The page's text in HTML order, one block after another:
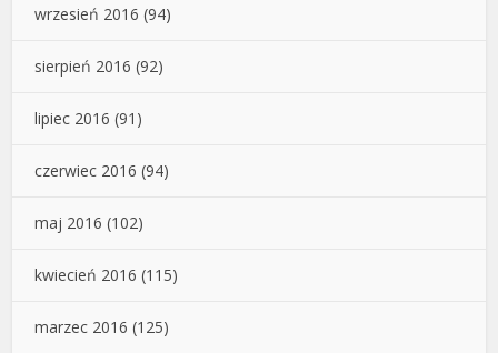
wrzesień 2016 (94)
sierpień 2016 (92)
lipiec 2016 (91)
czerwiec 2016 (94)
maj 2016 (102)
kwiecień 2016 (115)
marzec 2016 (125)